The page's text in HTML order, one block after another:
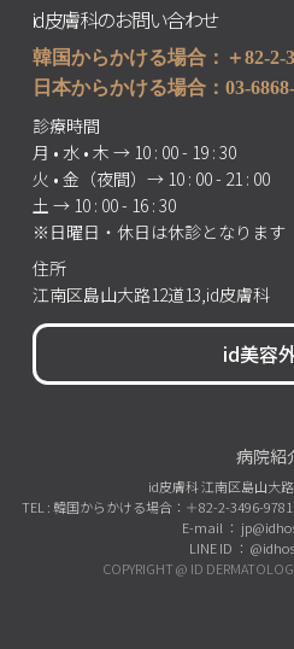
id皮膚科のお問い合わせ
韓国からかける場合：＋82-2-
日本からかける場合：03-
診療時間
月 • 水 • 木 → 10 : 00 - 19 : 30
火 • 金（夜間）→ 10 : 00 - 21 : 00
土 → 10 : 00 - 16 : 30
※日曜日・休日は休診となります
住所
江南区島山大路12道13,id皮膚科
id美容
病院紹
id皮膚科 江南区島山大
TEL : 韓国からかける場合：＋82-2-3496-
E-mail ：
LINE ID ：
COPYRIGHT @ ID